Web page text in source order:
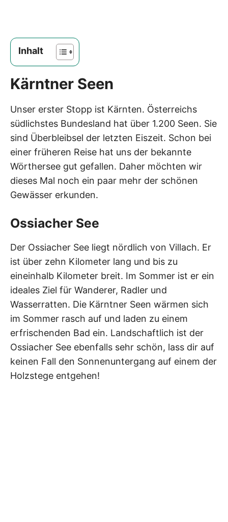
Inhalt
Kärntner Seen
Unser erster Stopp ist Kärnten. Österreichs
südlichstes Bundesland hat über 1.200 Seen. Sie
sind Überbleibsel der letzten Eiszeit. Schon bei
einer früheren Reise hat uns der bekannte
Wörthersee gut gefallen. Daher möchten wir
dieses Mal noch ein paar mehr der schönen
Gewässer erkunden.
Ossiacher See
Der Ossiacher See liegt nördlich von Villach. Er
ist über zehn Kilometer lang und bis zu
eineinhalb Kilometer breit. Im Sommer ist er ein
ideales Ziel für Wanderer, Radler und
Wasserratten. Die Kärntner Seen wärmen sich
im Sommer rasch auf und laden zu einem
erfrischenden Bad ein. Landschaftlich ist der
Ossiacher See ebenfalls sehr schön, lass dir auf
keinen Fall den Sonnenuntergang auf einem der
Holzstege entgehen!